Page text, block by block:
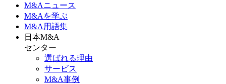
M&Aニュース
M&Aを学ぶ
M&A 用語集
日本M&A
センター
選ばれる理由
サービス
M&A事例